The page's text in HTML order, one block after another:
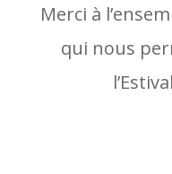
Merci à
qui nous